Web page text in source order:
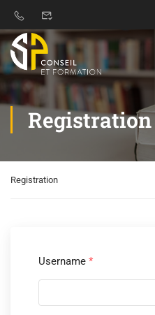
Registration
Registration
Username *